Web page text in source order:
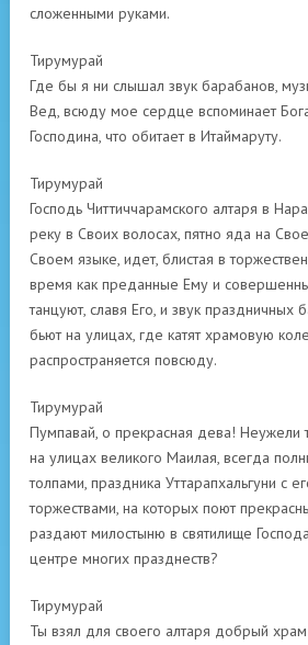
сложенными руками.
Тирумурай
Где бы я ни слышал звук барабанов,
Вед, всюду мое сердце вспоминает
Господина, что обитает в Итаймаруту.
Тирумурай
Господь Читтиччарамского алтаря в
реку в Своих волосах, пятно яда на
Своем языке, идет, блистая в
время как преданные Ему и
танцуют, славя Его, и звук праздничных
бьют на улицах, где катят храмовую
распространяется повсюду.
Тирумурай
Пумпавай, о прекрасная дева! Неужели
на улицах великого Маилая, всегда
толпами, праздника Уттарапхальгуни с
торжествами, на которых поют
раздают милостыню в святилище
центре многих празднеств?
Тирумурай
Ты взял для своего алтаря добрый